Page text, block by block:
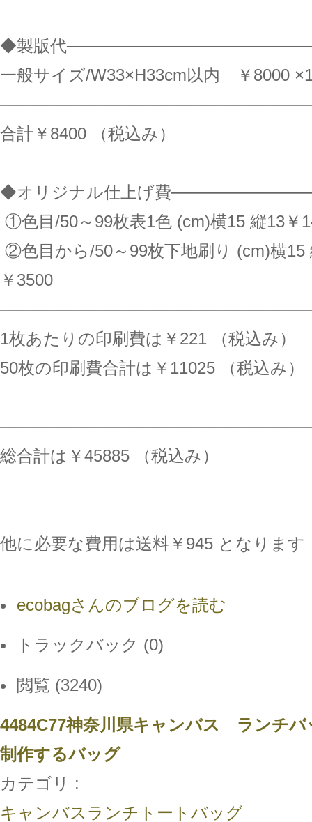
◆製版代
一般サイズ/W33×H33cm以内 ￥8000
合計￥8400 （税込み）
◆オリジナル仕上げ費
①色目/50～99枚表1色 (cm)横15 縦13
②色目から/50～99枚下地刷り (cm)横
￥3500
1枚あたりの印刷費は￥221 （税込み）
50枚の印刷費合計は￥11025 （税込み）
総合計は￥45885 （税込み）
他に必要な費用は送料￥945 となります
ecobagさんのブログを読む
トラックバック (0)
閲覧 (3240)
4484C77神奈川県キャンバス ランチバ
制作するバッグ
カテゴリ :
キャンバスランチトートバッグ